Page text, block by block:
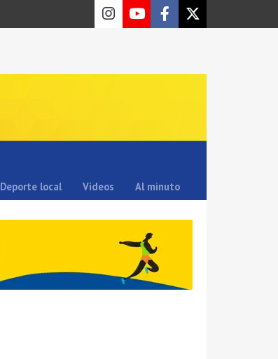
Deporte local Videos Al minuto